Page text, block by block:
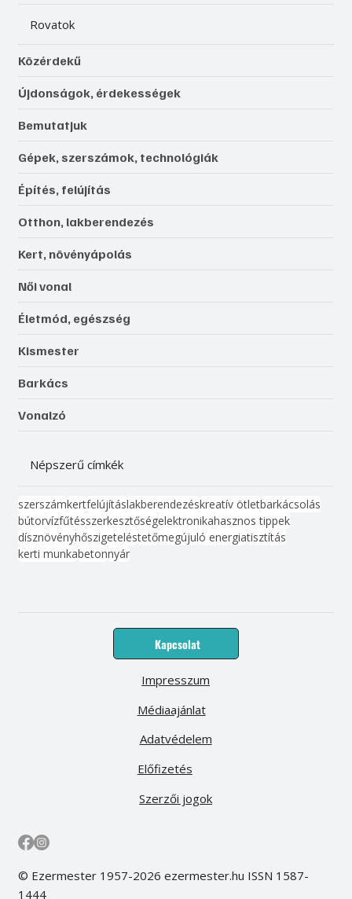
Rovatok
Közérdekű
Újdonságok, érdekességek
Bemutatjuk
Gépek, szerszámok, technológiák
Építés, felújítás
Otthon, lakberendezés
Kert, növényápolás
Női vonal
Életmód, egészség
Kismester
Barkács
Vonalzó
Népszerű címkék
szerszámkertfelújításlakberendezéskreatív ötletbarkácsolás
bútorvízfűtésszerkesztőségelektronikahasznos tippek
dísznövényhőszigeteléstetőmegújuló energiatisztítás
kerti munkabetonnyár
Kapcsolat
Médiaajánlat
Előfizetés
Impresszum
Adatvédelem
Szerzői jogok
© Ezermester 1957-2026 ezermester.hu ISSN 1587-
1444